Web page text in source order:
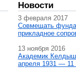
Новости
3 февраля 2017
Совмещать
прикладное
13 ноября 2016
Академик
апреля 1931 — 11